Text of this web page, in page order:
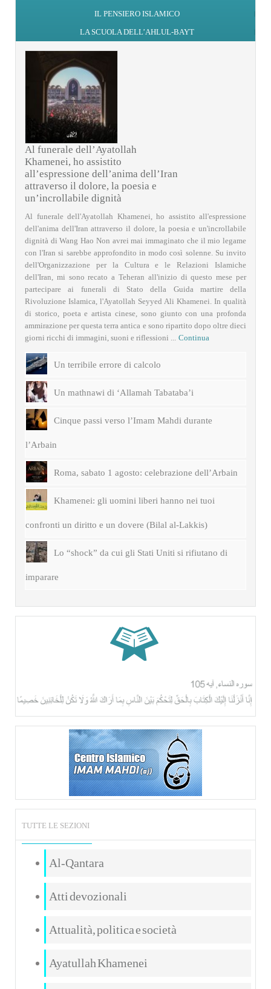
IL PENSIERO ISLAMICO
LA SCUOLA DELL’AHLUL-BAYT
Al funerale dell’Ayatollah
Khamenei, ho assistito
all’espressione dell’anima dell’Iran
attraverso il dolore, la poesia e
un’incrollabile dignità
Al funerale dell'Ayatollah Khamenei, ho assistito all'espressione
dell'anima dell'Iran attraverso il dolore, la poesia e un'incrollabile
dignità di Wang Hao Non avrei mai immaginato che il mio legame
con l'Iran si sarebbe approfondito in modo così solenne. Su invito
dell'Organizzazione per la Cultura e le Relazioni Islamiche
dell'Iran, mi sono recato a Teheran all'inizio di questo mese per
partecipare ai funerali di Stato della Guida martire della
Rivoluzione Islamica, l'Ayatollah Seyyed Ali Khamenei. In qualità
di storico, poeta e artista cinese, sono giunto con una profonda
ammirazione per questa terra antica e sono ripartito dopo oltre dieci
giorni ricchi di immagini, suoni e riflessioni ...
Continua
Un terribile errore di calcolo
Un mathnawi di ‘Allamah Tabataba’i
Cinque passi verso l’Imam Mahdi durante
l’Arbain
Roma, sabato 1 agosto: celebrazione dell’Arbain
Khamenei: gli uomini liberi hanno nei tuoi
confronti un diritto e un dovere (Bilal al-Lakkis)
Lo “shock” da cui gli Stati Uniti si rifiutano di
imparare
TUTTE LE SEZIONI
Al-Qantara
Atti devozionali
Attualità, politica e società
Ayatullah Khamenei